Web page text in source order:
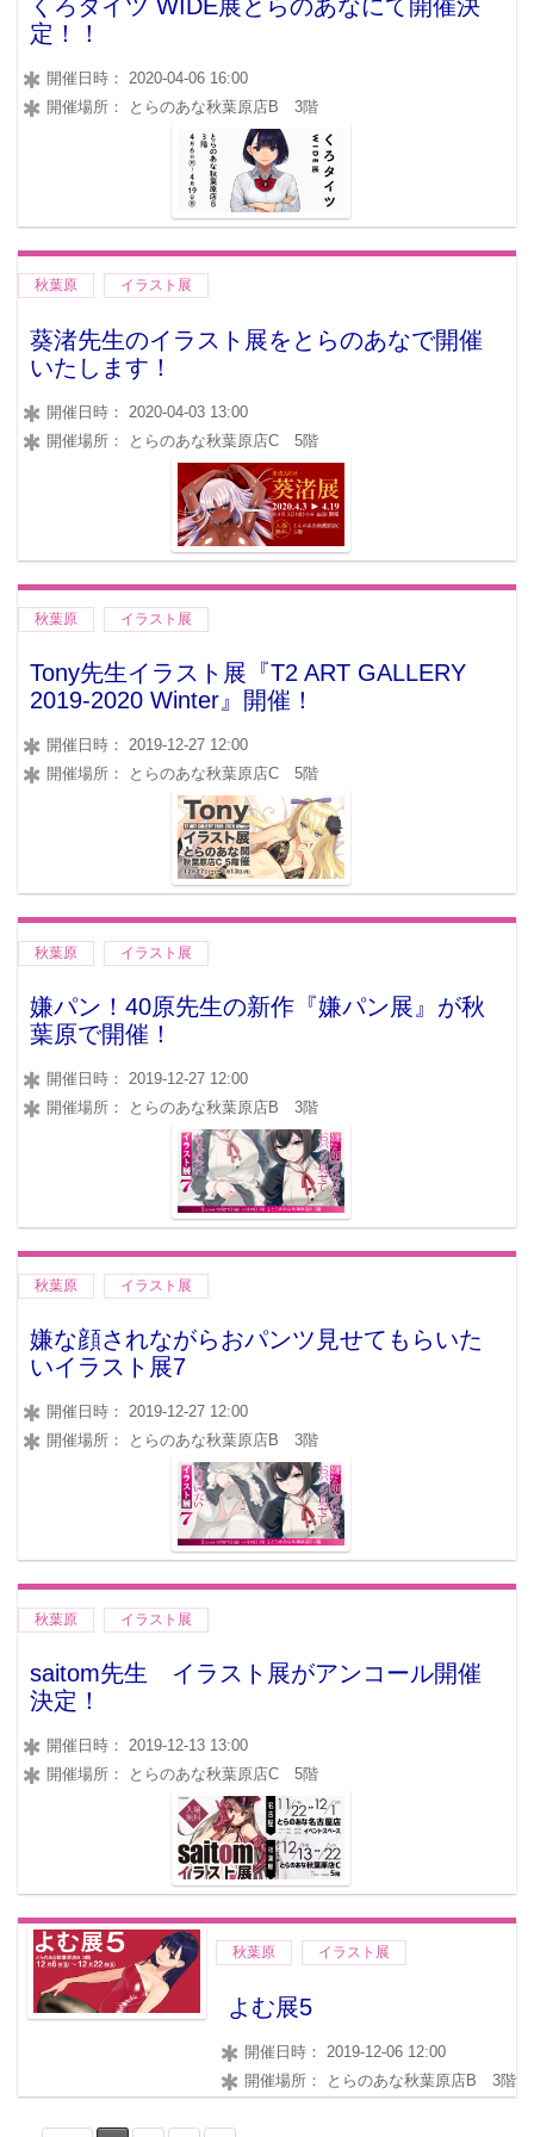
くろタイツ WIDE展とらのあなにて開催決
定！！
開催日時： 2020-04-06 16:00
開催場所： とらのあな秋葉原店B 3階
秋葉原 イラスト展
葵渚先生のイラスト展をとらのあなで開催
いたします！
開催日時： 2020-04-03 13:00
開催場所： とらのあな秋葉原店C 5階
秋葉原 イラスト展
Tony先生イラスト展『T2 ART GALLERY
2019-2020 Winter』開催！
開催日時： 2019-12-27 12:00
開催場所： とらのあな秋葉原店C 5階
秋葉原 イラスト展
嫌パン！40原先生の新作『嫌パン展』が秋
葉原で開催！
開催日時： 2019-12-27 12:00
開催場所： とらのあな秋葉原店B 3階
秋葉原 イラスト展
嫌な顔されながらおパンツ見せてもらいた
いイラスト展7
開催日時： 2019-12-27 12:00
開催場所： とらのあな秋葉原店B 3階
秋葉原 イラスト展
saitom先生 イラスト展がアンコール開催
決定！
開催日時： 2019-12-13 13:00
開催場所： とらのあな秋葉原店C 5階
秋葉原 イラスト展
よむ展5
開催日時： 2019-12-06 12:00
開催場所： とらのあな秋葉原店B 3階